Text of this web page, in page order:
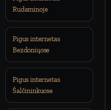
Rudaminoje
Pigus internetas
Bezdoniųose
Pigus internetas
Šalčininkuose